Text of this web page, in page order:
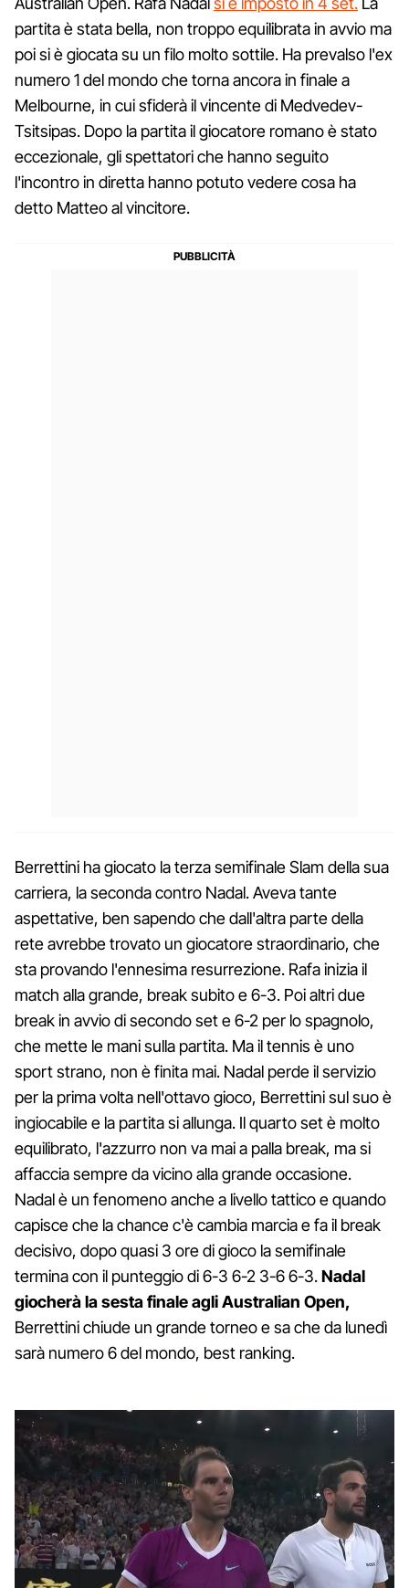
partita è stata bella, non troppo equilibrata in avvio ma
poi si è giocata su un filo molto sottile. Ha prevalso l'ex
numero 1 del mondo che torna ancora in finale a
Melbourne, in cui sfiderà il vincente di Medvedev-
Tsitsipas. Dopo la partita il giocatore romano è stato
eccezionale, gli spettatori che hanno seguito
l'incontro in diretta hanno potuto vedere cosa ha
detto Matteo al vincitore.
Berrettini ha giocato la terza semifinale Slam della sua
carriera, la seconda contro Nadal. Aveva tante
aspettative, ben sapendo che dall'altra parte della
rete avrebbe trovato un giocatore straordinario, che
sta provando l'ennesima resurrezione. Rafa inizia il
match alla grande, break subito e 6-3. Poi altri due
break in avvio di secondo set e 6-2 per lo spagnolo,
che mette le mani sulla partita. Ma il tennis è uno
sport strano, non è finita mai. Nadal perde il servizio
per la prima volta nell'ottavo gioco, Berrettini sul suo è
ingiocabile e la partita si allunga. Il quarto set è molto
equilibrato, l'azzurro non va mai a palla break, ma si
affaccia sempre da vicino alla grande occasione.
Nadal è un fenomeno anche a livello tattico e quando
capisce che la chance c'è cambia marcia e fa il break
decisivo, dopo quasi 3 ore di gioco la semifinale
termina con il punteggio di 6-3 6-2 3-6 6-3.Nadal
giocherà la sesta finale agli Australian Open,
Berrettini chiude un grande torneo e sa che da lunedì
sarà numero 6 del mondo, best ranking.